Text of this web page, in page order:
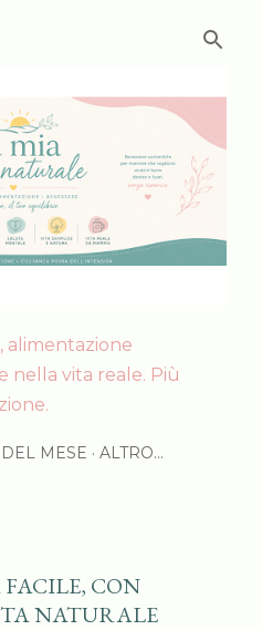
alimentazione
nella vita reale. Più
MESE ALTRO…
CON
NATURALE